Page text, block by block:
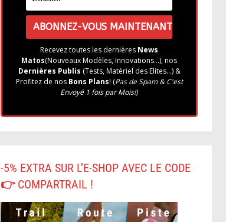
Recevez toutes les dernières News
Matos(Nouveaux Modèles, Innovations...), nos
Dernières Publis (Tests, Matériel des Elites...) &
Profitez de nosBons Plans! (Pas de Spam & C'est
Envoyé 1 fois par Mois!)
-5% EXTRA SUR L’E-SHOP AVEC LE CODE
👉 COMPARTRAIL !